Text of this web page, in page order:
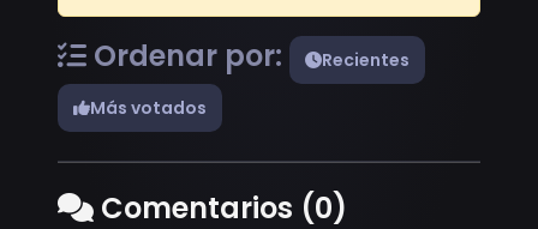
Ordenar por:
Recientes
Más votados
Comentarios (0)